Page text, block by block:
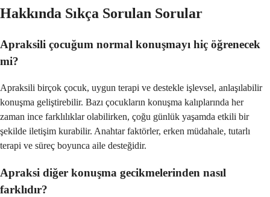
Hakkında Sıkça Sorulan Sorular
Apraksili çocuğum normal konuşmayı hiç öğrenecek
mi?
Apraksili birçok çocuk, uygun terapi ve destekle işlevsel, anlaşılabilir
konuşma geliştirebilir. Bazı çocukların konuşma kalıplarında her
zaman ince farklılıklar olabilirken, çoğu günlük yaşamda etkili bir
şekilde iletişim kurabilir. Anahtar faktörler, erken müdahale, tutarlı
terapi ve süreç boyunca aile desteğidir.
Apraksi diğer konuşma gecikmelerinden nasıl
farklıdır?